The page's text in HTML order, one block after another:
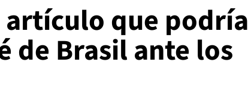
que podría
de Brasil ante los